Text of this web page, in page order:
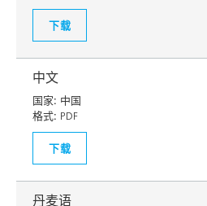
下载
中文
国家: 中国
格式: PDF
下载
丹麦语